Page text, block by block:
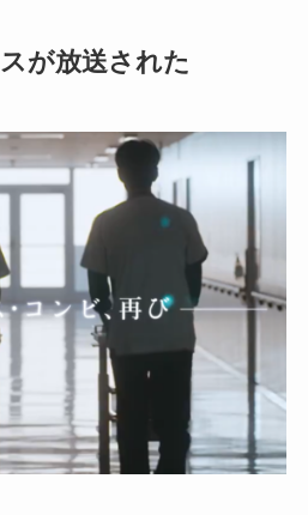
が放送された